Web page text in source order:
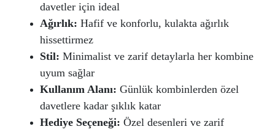
davetler için ideal
Ağırlık: Hafif ve konforlu, kulakta ağırlık
hissettirmez
Stil: Minimalist ve zarif detaylarla her kombine
uyum sağlar
Kullanım Alanı: Günlük kombinlerden özel
davetlere kadar şıklık katar
Hediye Seçeneği: Özel desenleri ve zarif